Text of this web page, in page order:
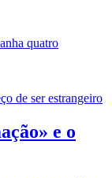
quatro
e o